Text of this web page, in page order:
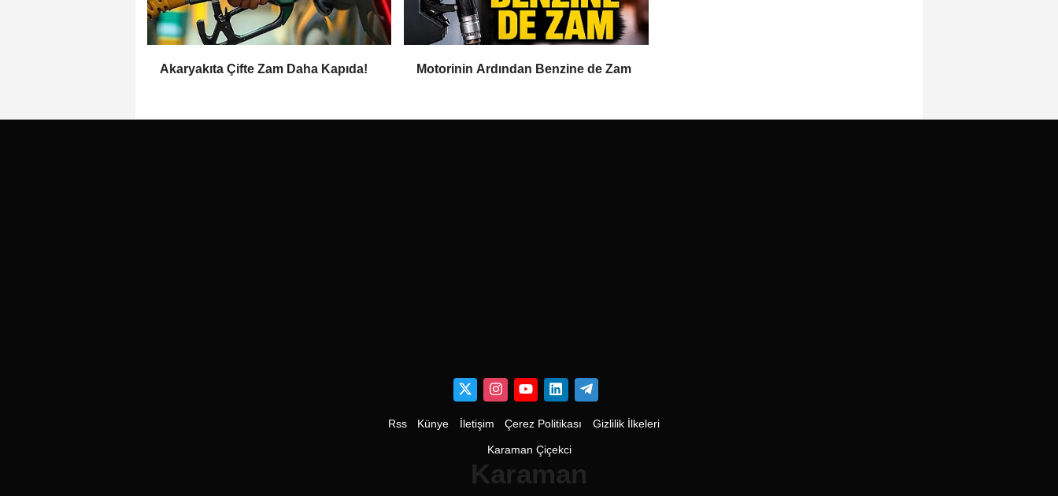
Akaryakıta Çifte Zam Daha Kapıda! Motorinin Ardından Benzine de Zam
Rss Künye İletişim Çerez Politikası Gizlilik İlkeleri
Karaman Çiçekci
Karaman